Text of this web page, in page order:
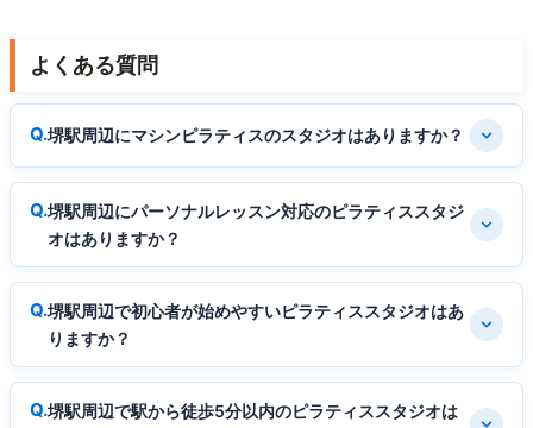
よくある質問
堺駅周辺にマシンピラティスのスタジオはありますか？
堺駅周辺にパーソナルレッスン対応のピラティススタジ
オはありますか？
堺駅周辺で初心者が始めやすいピラティススタジオはあ
りますか？
堺駅周辺で駅から徒歩5分以内のピラティススタジオは